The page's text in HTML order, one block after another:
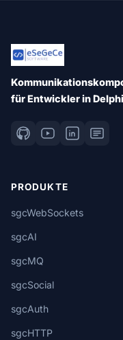
für Entwickler in
PRODUKTE
sgcWebSockets
sgcAI
sgcMQ
sgcSocial
sgcAuth
sgcHTTP